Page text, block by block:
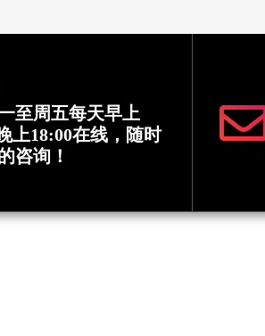
至周五每天早上
上18:00在线，随时
咨询！